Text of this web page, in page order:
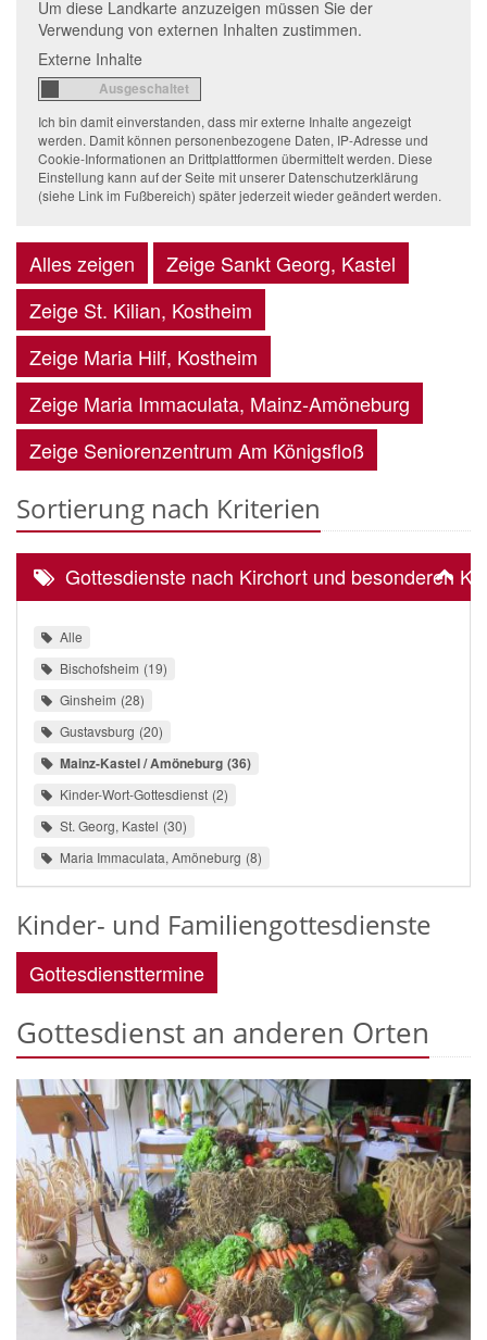
Um diese Landkarte anzuzeigen müssen Sie der
Verwendung von externen Inhalten zustimmen.
Externe Inhalte
Ich bin damit einverstanden, dass mir externe Inhalte angezeigt
werden. Damit können personenbezogene Daten, IP-Adresse und
Cookie-Informationen an Drittplattformen übermittelt werden. Diese
Einstellung kann auf der Seite mit unserer Datenschutzerklärung
(siehe Link im Fußbereich) später jederzeit wieder geändert werden.
Alles zeigen
Zeige Sankt Georg, Kastel
Zeige St. Kilian, Kostheim
Zeige Maria Hilf, Kostheim
Zeige Maria Immaculata, Mainz-Amöneburg
Zeige Seniorenzentrum Am Königsfloß
Sortierung nach Kriterien
Gottesdienste nach Kirchort und besonderen
Alle
Bischofsheim 19
Ginsheim 28
Gustavsburg 20
Mainz-Kastel / Amöneburg 36
Kinder-Wort-Gottesdienst 2
St. Georg, Kastel 30
Maria Immaculata, Amöneburg 8
Kinder- und Familiengottesdienste
Gottesdiensttermine
Gottesdienst an anderen Orten